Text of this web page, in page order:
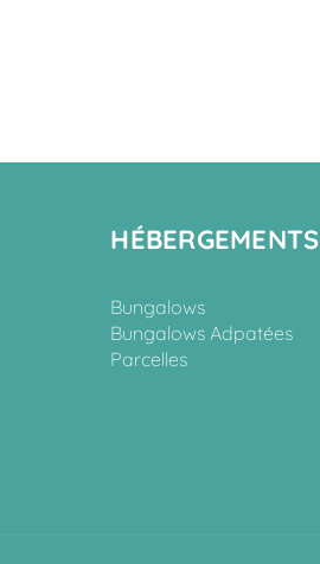
HÉBERGEMENTS
Bungalows
Bungalows Adpatées
Parcelles